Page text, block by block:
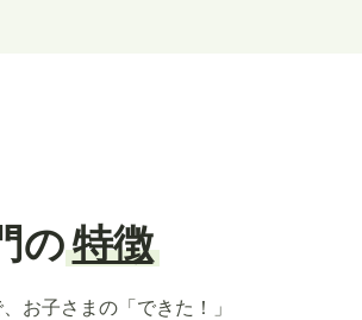
の特徴
お子さまの「できた！」